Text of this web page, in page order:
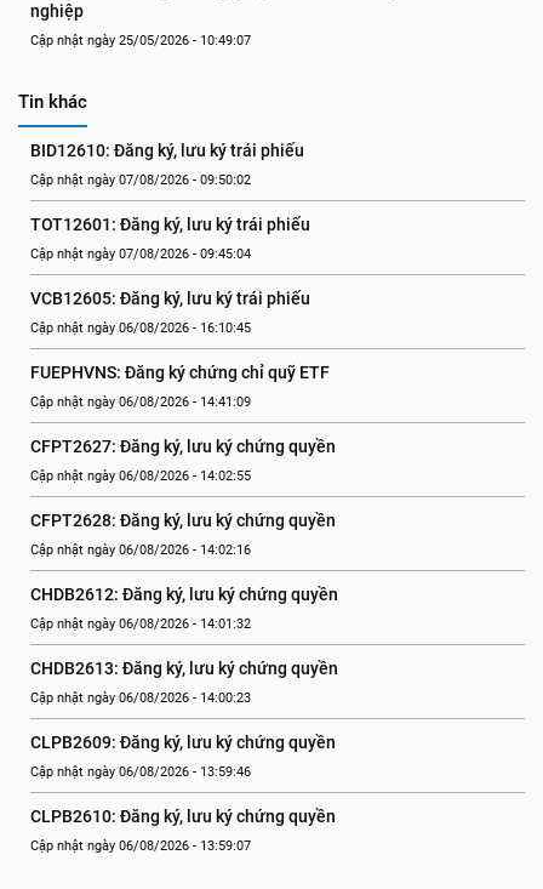
nghiệp
Cập nhật ngày 25/05/2026 - 10:49:07
Tin khác
BID12610: Đăng ký, lưu ký trái phiếu
Cập nhật ngày 07/08/2026 - 09:50:02
TOT12601: Đăng ký, lưu ký trái phiếu
Cập nhật ngày 07/08/2026 - 09:45:04
VCB12605: Đăng ký, lưu ký trái phiếu
Cập nhật ngày 06/08/2026 - 16:10:45
FUEPHVNS: Đăng ký chứng chỉ quỹ ETF
Cập nhật ngày 06/08/2026 - 14:41:09
CFPT2627: Đăng ký, lưu ký chứng quyền
Cập nhật ngày 06/08/2026 - 14:02:55
CFPT2628: Đăng ký, lưu ký chứng quyền
Cập nhật ngày 06/08/2026 - 14:02:16
CHDB2612: Đăng ký, lưu ký chứng quyền
Cập nhật ngày 06/08/2026 - 14:01:32
CHDB2613: Đăng ký, lưu ký chứng quyền
Cập nhật ngày 06/08/2026 - 14:00:23
CLPB2609: Đăng ký, lưu ký chứng quyền
Cập nhật ngày 06/08/2026 - 13:59:46
CLPB2610: Đăng ký, lưu ký chứng quyền
Cập nhật ngày 06/08/2026 - 13:59:07